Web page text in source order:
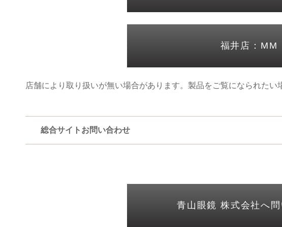
福井店：MM
店舗により取り扱いが無い場合があります。製品をご覧になられたい
総合サイトお問い合わせ
青山眼鏡 株式会社へ